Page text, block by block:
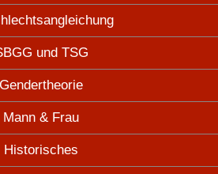
und TSG
Gendertheorie
Mann & Frau
Historisches